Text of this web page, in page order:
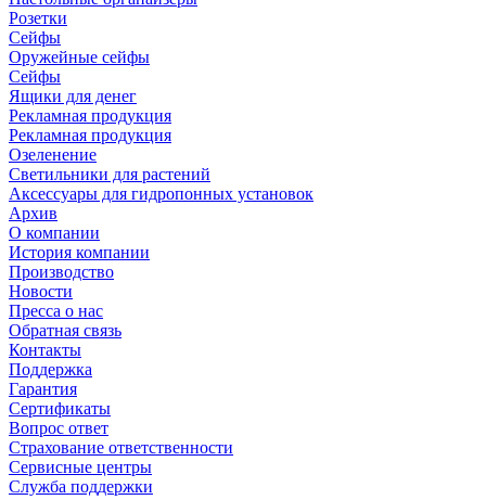
Розетки
Сейфы
Оружейные сейфы
Сейфы
Ящики для денег
Рекламная продукция
Рекламная продукция
Озеленение
Светильники для растений
Аксессуары для гидропонных установок
Архив
О компании
История компании
Производство
Новости
Пресса о нас
Обратная связь
Контакты
Поддержка
Гарантия
Сертификаты
Вопрос ответ
Страхование ответственности
Сервисные центры
Служба поддержки